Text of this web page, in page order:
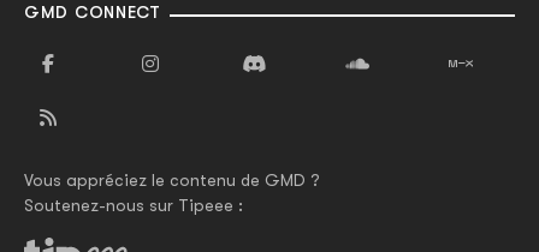
GMD CONNECT
Vous appréciez le contenu de GMD ?
Soutenez-nous sur Tipeee :